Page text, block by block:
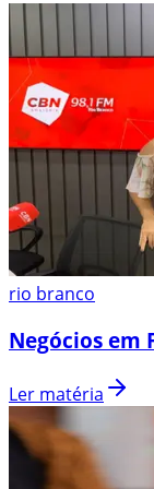
rio branco
Negócios em
Ler matéria